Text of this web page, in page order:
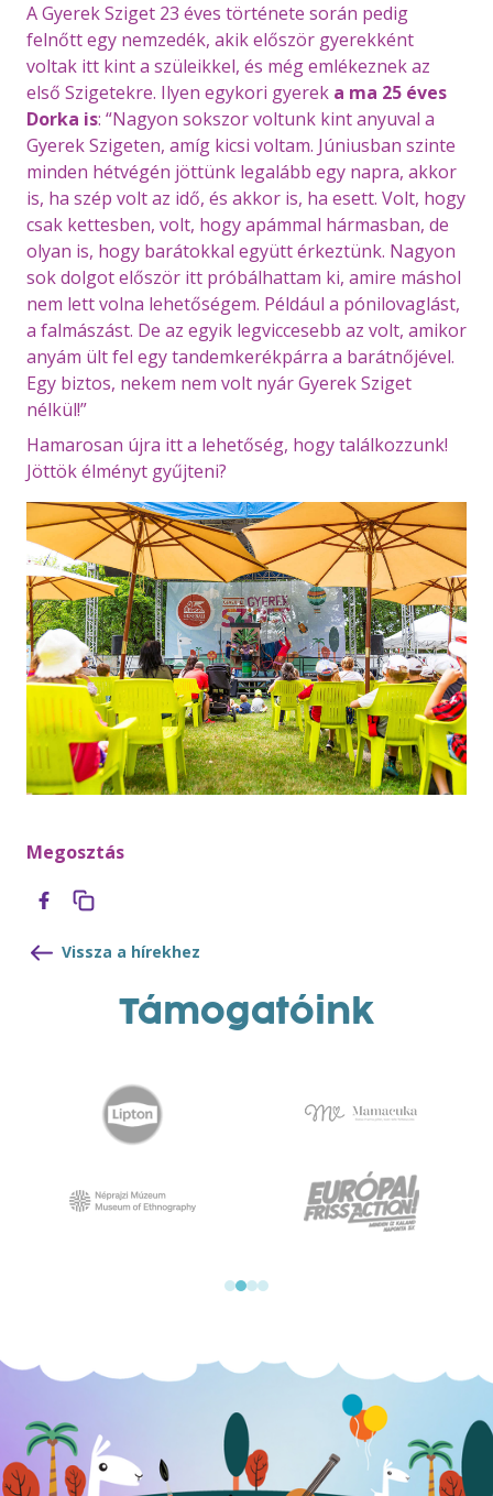
A Gyerek Sziget 23 éves története során pedig
felnőtt egy nemzedék, akik először gyerekként
voltak itt kint a szüleikkel, és még emlékeznek az
első Szigetekre. Ilyen egykori gyerek a ma 25 éves
Dorka is: “Nagyon sokszor voltunk kint anyuval a
Gyerek Szigeten, amíg kicsi voltam. Júniusban szinte
minden hétvégén jöttünk legalább egy napra, akkor
is, ha szép volt az idő, és akkor is, ha esett. Volt, hogy
csak kettesben, volt, hogy apámmal hármasban, de
olyan is, hogy barátokkal együtt érkeztünk. Nagyon
sok dolgot először itt próbálhattam ki, amire máshol
nem lett volna lehetőségem. Például a pónilovaglást,
a falmászást. De az egyik legviccesebb az volt, amikor
anyám ült fel egy tandemkerékpárra a barátnőjével.
Egy biztos, nekem nem volt nyár Gyerek Sziget
nélkül!”
Hamarosan újra itt a lehetőség, hogy találkozzunk!
Jöttök élményt gyűjteni?
Megosztás
Vissza a hírekhez
Támogatóink